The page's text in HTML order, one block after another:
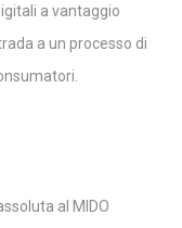
a vantaggio
a un processo di
al MIDO